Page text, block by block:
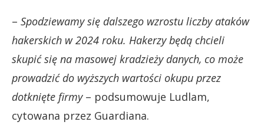
– Spodziewamy się dalszego wzrostu liczby ataków
hakerskich w 2024 roku. Hakerzy będą chcieli
skupić się na masowej kradzieży danych, co może
prowadzić do wyższych wartości okupu przez
dotknięte firmy– podsumowuje Ludlam,
cytowana przez Guardiana.